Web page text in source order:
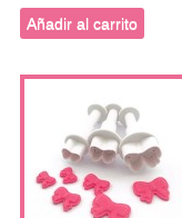
Añadir al carrito